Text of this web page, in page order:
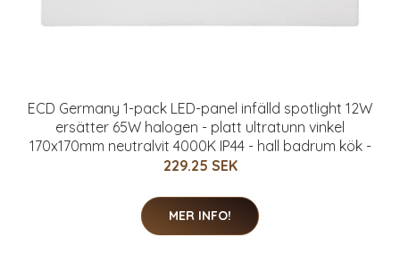
ECD Germany 1-pack LED-panel infälld spotlight 12W
ersätter 65W halogen - platt ultratunn vinkel
170x170mm neutralvit 4000K IP44 - hall badrum kök -
229.25 SEK
MER INFO!